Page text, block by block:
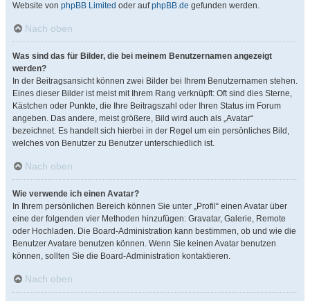
Website von phpBB Limited oder aufphpBB.de gefunden werden.
Nach oben
Was sind das für Bilder, die bei meinem Benutzernamen angezeigt
werden?
In der Beitragsansicht können zwei Bilder bei Ihrem Benutzernamen stehen.
Eines dieser Bilder ist meist mit Ihrem Rang verknüpft: Oft sind dies Sterne,
Kästchen oder Punkte, die Ihre Beitragszahl oder Ihren Status im Forum
angeben. Das andere, meist größere, Bild wird auch als „Avatar“
bezeichnet. Es handelt sich hierbei in der Regel um ein persönliches Bild,
welches von Benutzer zu Benutzer unterschiedlich ist.
Nach oben
Wie verwende ich einen Avatar?
In Ihrem persönlichen Bereich können Sie unter „Profil“ einen Avatar über
eine der folgenden vier Methoden hinzufügen: Gravatar, Galerie, Remote
oder Hochladen. Die Board-Administration kann bestimmen, ob und wie die
Benutzer Avatare benutzen können. Wenn Sie keinen Avatar benutzen
können, sollten Sie die Board-Administration kontaktieren.
Nach oben